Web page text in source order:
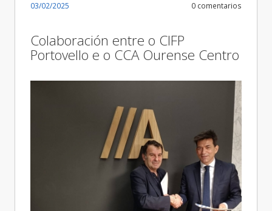
03/02/2025 0 comentarios
Colaboración entre o CIFP
Portovello e o CCA Ourense Centro